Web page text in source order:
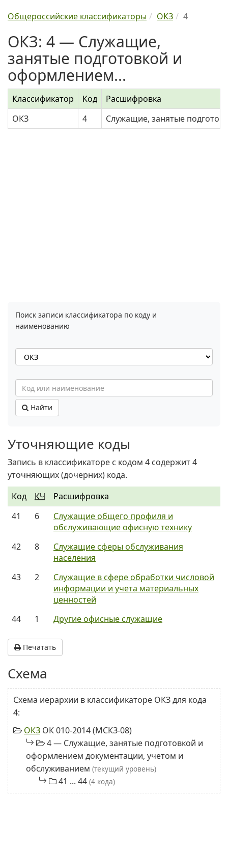
Общероссийские классификаторы ОКЗ 4
ОКЗ: 4 — Служащие,
занятые подготовкой и
оформлением...
Классификатор Код
Расшифровка
ОКЗ
4 Служащие, занятые
Поиск записи классификатора по коду и
наименованию
Найти
Уточняющие коды
Запись в классификаторе с кодом 4 содержит 4
уточняющих (дочерних) кода.
Код
КЧ
Расшифровка
41
6
Служащие общего профиля и
обслуживающие офисную технику
42
8
Служащие сферы обслуживания
населения
43
2
Служащие в сфере обработки числовой
информации и учета материальных
ценностей
44
1 Другие офисные служащие
Печатать
Схема
Схема иерархии в классификаторе ОКЗ для кода
4:
ОКЗ ОК 010-2014 (МСКЗ-08)
4 — Служащие, занятые подготовкой и
оформлением документации, учетом и
обслуживанием (текущий уровень)
41 ... 44 (4 кода)